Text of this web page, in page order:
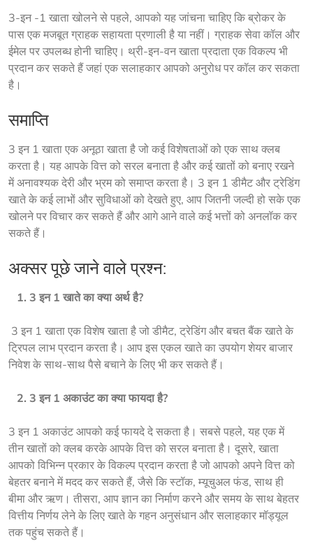
3-इन -1 खाता खोलने से पहले, आपको यह जांचना चाहिए कि ब्रोकर के
पास एक मजबूत ग्राहक सहायता प्रणाली है या नहीं। ग्राहक सेवा कॉल और
ईमेल पर उपलब्ध होनी चाहिए। थ्री-इन-वन खाता प्रदाता एक विकल्प भी
प्रदान कर सकते हैं जहां एक सलाहकार आपको अनुरोध पर कॉल कर सकता
है।
समाप्ति
3 इन 1 खाता एक अनूठा खाता है जो कई विशेषताओं को एक साथ क्लब
करता है। यह आपके वित्त को सरल बनाता है और कई खातों को बनाए रखने
में अनावश्यक देरी और भ्रम को समाप्त करता है। 3 इन 1 डीमैट और ट्रेडिंग
खाते के कई लाभों और सुविधाओं को देखते हुए, आप जितनी जल्दी हो सके एक
खोलने पर विचार कर सकते हैं और आगे आने वाले कई भत्तों को अनलॉक कर
सकते हैं।
अक्सर पूछे जाने वाले प्रश्न:
1. 3 इन 1 खाते का क्या अर्थ है?
3 इन 1 खाता एक विशेष खाता है जो डीमैट, ट्रेडिंग और बचत बैंक खाते के
ट्रिपल लाभ प्रदान करता है। आप इस एकल खाते का उपयोग शेयर बाजार
निवेश के साथ-साथ पैसे बचाने के लिए भी कर सकते हैं।
2. 3 इन 1 अकाउंट का क्या फायदा है?
3 इन 1 अकाउंट आपको कई फायदे दे सकता है। सबसे पहले, यह एक में
तीन खातों को क्लब करके आपके वित्त को सरल बनाता है। दूसरे, खाता
आपको विभिन्न प्रकार के विकल्प प्रदान करता है जो आपको अपने वित्त को
बेहतर बनाने में मदद कर सकते हैं, जैसे कि स्टॉक, म्यूचुअल फंड, साथ ही
बीमा और ऋण। तीसरा, आप ज्ञान का निर्माण करने और समय के साथ बेहतर
वित्तीय निर्णय लेने के लिए खाते के गहन अनुसंधान और सलाहकार मॉड्यूल
तक पहुंच सकते हैं।